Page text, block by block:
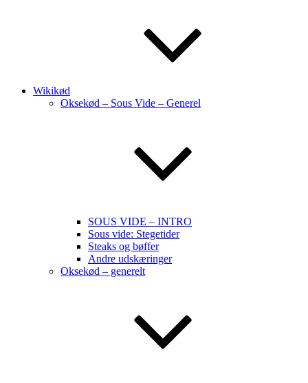
Wikikød
Oksekød – Sous Vide – Generel
SOUS VIDE – INTRO
Sous vide: Stegetider
Steaks og bøffer
Andre udskæringer
Oksekød – generelt